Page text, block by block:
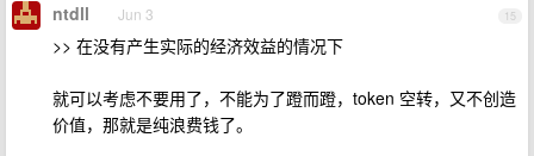
15
ntdll Jun 3
>> 在没有产生实际的经济效益的情况下
就可以考虑不要用了，不能为了蹬而蹬，token 空转，又不创造
价值，那就是纯浪费钱了。